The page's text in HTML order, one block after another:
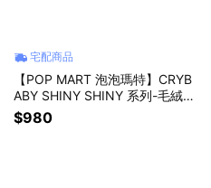
宅配商品
【POP MART 泡泡瑪特】CRYB
ABY SHINY SHINY 系列-毛絨公
仔(粉色)
$980